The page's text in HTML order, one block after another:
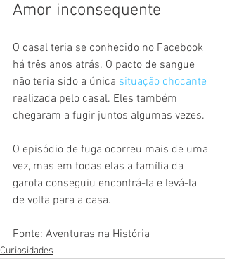
Amor inconsequente
O casal teria se conhecido no Facebook
há três anos atrás. O pacto de sangue
não teria sido a única situação chocante
realizada pelo casal. Eles também
chegaram a fugir juntos algumas vezes.
O episódio de fuga ocorreu mais de uma
vez, mas em todas elas a família da
garota conseguiu encontrá-la e levá-la
de volta para a casa.
Fonte: Aventuras na História
Curiosidades